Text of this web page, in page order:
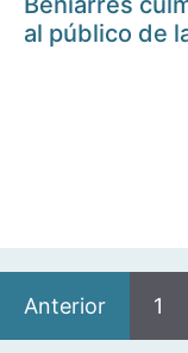
al público de
Anterior 1